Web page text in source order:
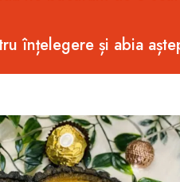
înțelegere și abia